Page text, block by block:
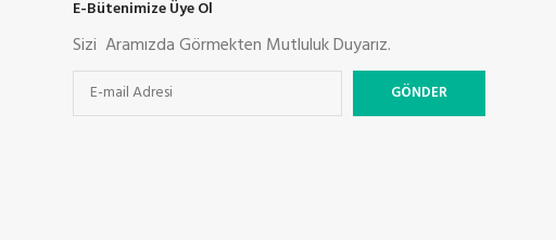
E-Bütenimize Üye Ol
Sizi Aramızda Görmekten Mutluluk Duyarız.